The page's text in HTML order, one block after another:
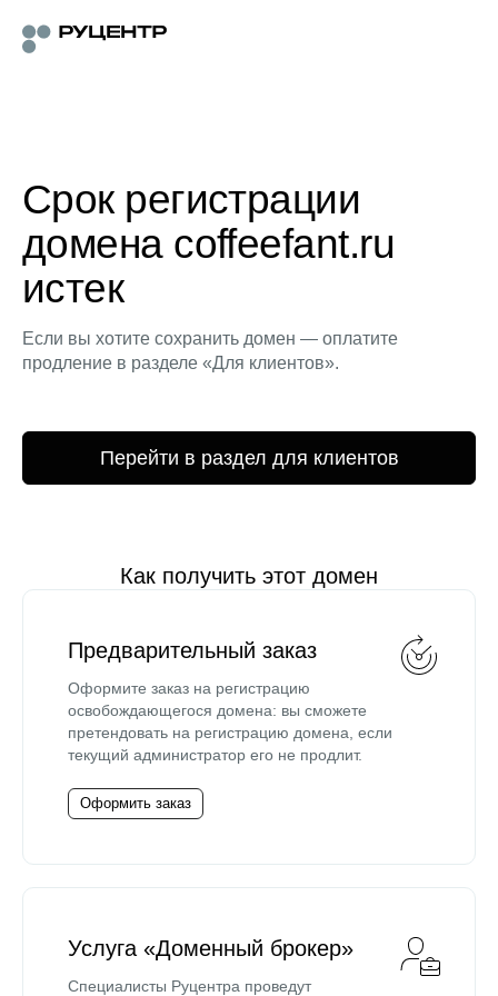
Срок регистрации
домена coffeefant.ru
истек
Если вы хотите сохранить домен — оплатите
продление в разделе «Для клиентов».
Перейти в раздел для клиентов
Как получить этот домен
Предварительный заказ
Оформите заказ на регистрацию
освобождающегося домена: вы сможете
претендовать на регистрацию домена, если
текущий администратор его не продлит.
Оформить заказ
Услуга «Доменный брокер»
Специалисты Руцентра проведут